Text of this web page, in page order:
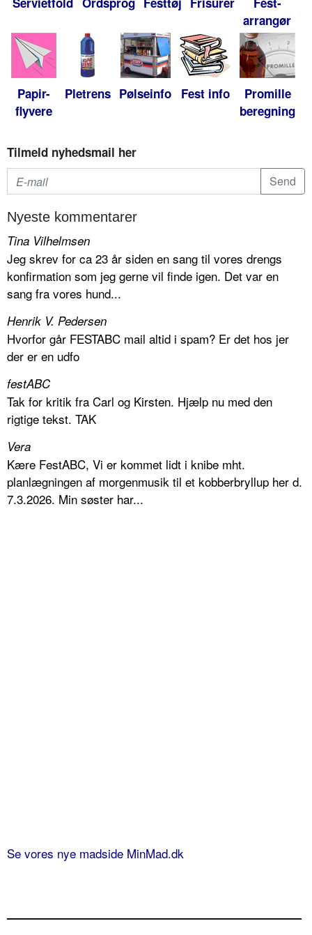
arrangør
Papir-
flyvere
Pletrens Pølseinfo Fest info
Promille
beregning
Tilmeld nyhedsmail her
Nyeste kommentarer
Tina Vilhelmsen
Jeg skrev for ca 23 år siden en sang til vores drengs
konfirmation som jeg gerne vil finde igen. Det var en
sang fra vores hund...
Henrik V. Pedersen
Hvorfor går FESTABC mail altid i spam? Er det hos jer
der er en udfo
festABC
Tak for kritik fra Carl og Kirsten. Hjælp nu med den
rigtige tekst. TAK
Vera
Kære FestABC, Vi er kommet lidt i knibe mht.
planlægningen af morgenmusik til et kobberbryllup her d.
7.3.2026. Min søster har...
Se vores nye madside MinMad.dk